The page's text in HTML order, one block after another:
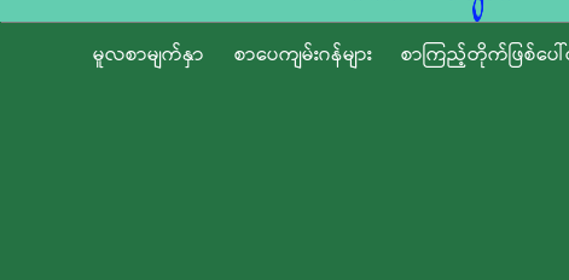
မူလစာမျက်နှာ စာပေကျမ်းဂန်များ စာကြည့်တိုက်ဖြစ်ပေ